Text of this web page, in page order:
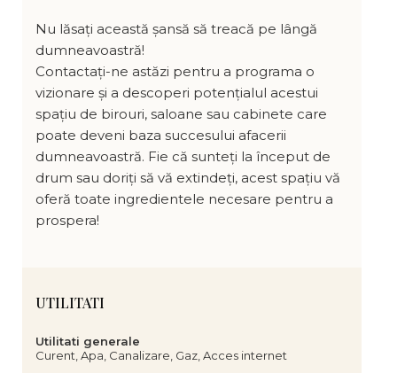
Nu lăsați această șansă să treacă pe lângă
dumneavoastră!
Contactați-ne astăzi pentru a programa o
vizionare și a descoperi potențialul acestui
spațiu de birouri, saloane sau cabinete care
poate deveni baza succesului afacerii
dumneavoastră. Fie că sunteți la început de
drum sau doriți să vă extindeți, acest spațiu vă
oferă toate ingredientele necesare pentru a
prospera!
UTILITATI
Utilitati generale
Curent, Apa, Canalizare, Gaz, Acces internet